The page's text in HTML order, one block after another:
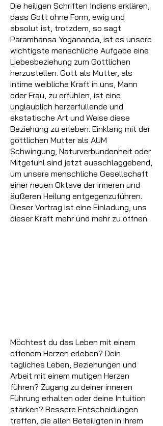
Die heiligen Schriften Indiens erklären,
dass Gott ohne Form, ewig und
absolut ist, trotzdem, so sagt
Paramhansa Yogananda, ist es unsere
wichtigste menschliche Aufgabe eine
Liebesbeziehung zum Göttlichen
herzustellen. Gott als Mutter, als
intime weibliche Kraft in uns, Mann
oder Frau, zu erfühlen, ist eine
unglaublich herzerfüllende und
ekstatische Art und Weise diese
Beziehung zu erleben. Einklang mit der
göttlichen Mutter als AUM
Schwingung, Naturverbundenheit oder
Mitgefühl sind jetzt ausschlaggebend,
um unsere menschliche Gesellschaft
einer neuen Oktave der inneren und
äußeren Heilung entgegenzuführen.
Dieser Vortrag ist eine Einladung, uns
dieser Kraft mehr und mehr zu öffnen.
Möchtest du das Leben mit einem
offenem Herzen erleben? Dein
tägliches Leben, Beziehungen und
Arbeit mit einem mutigen Herzen
führen? Zugang zu deiner inneren
Führung erhalten oder deine Intuition
stärken? Bessere Entscheidungen
treffen, die allen Beteiligten in ihrem